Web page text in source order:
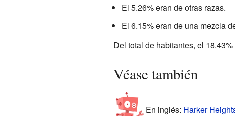
El 5.26% eran de otras razas.
El 6.15% eran de una mezcla
Del total de habitantes, el
Véase también
En inglés: Harker